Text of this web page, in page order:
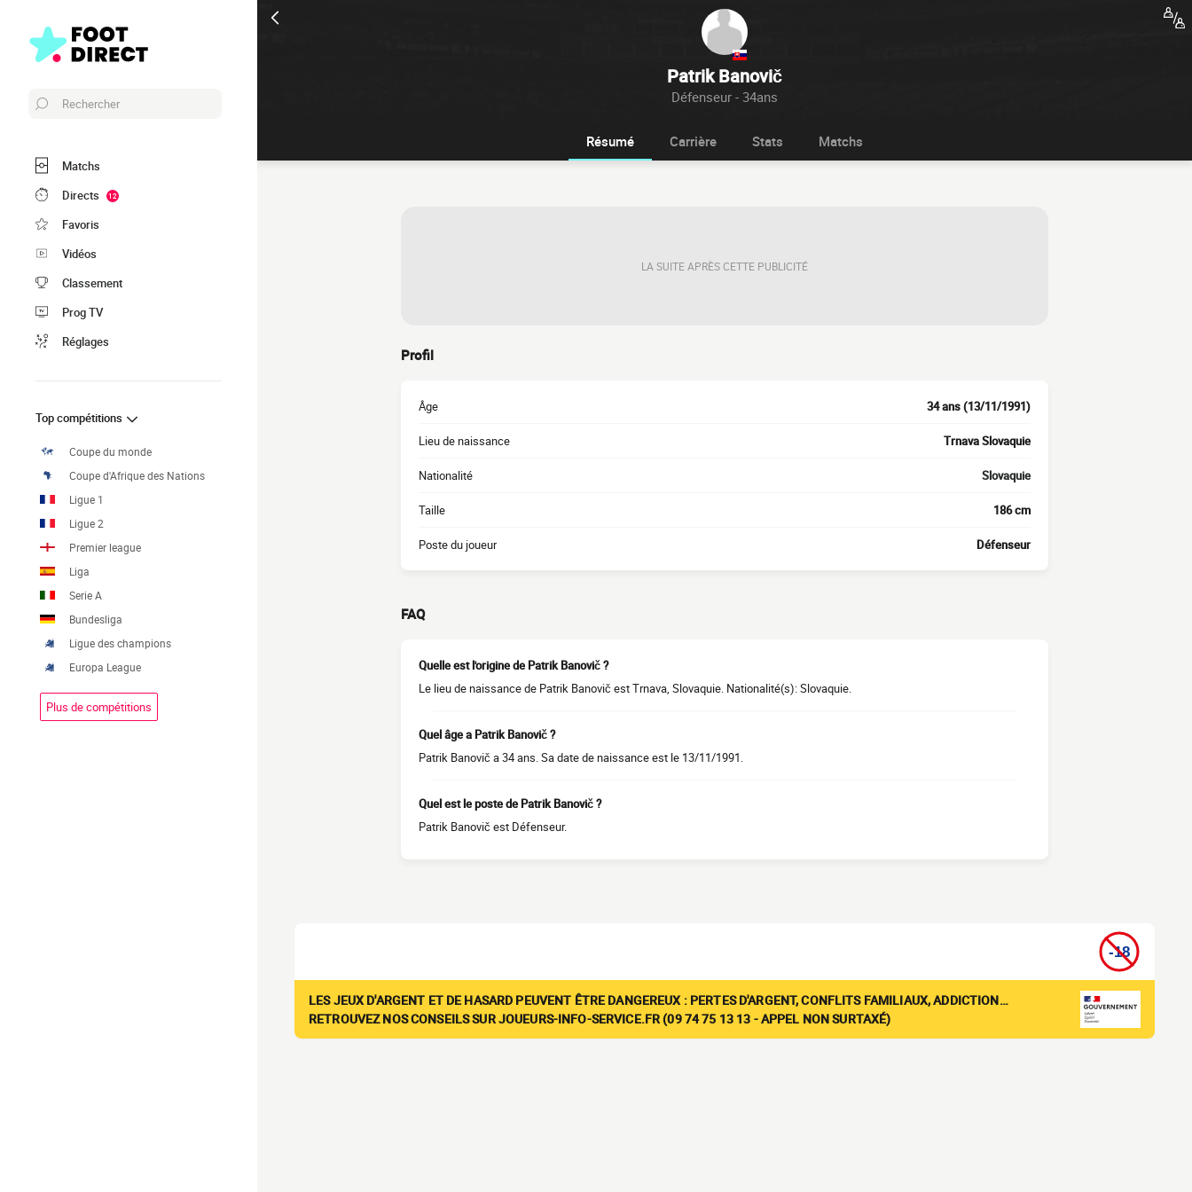
Patrik Banovič
Défenseur - 34ans
Rechercher
Matchs
Directs
12
Favoris
Vidéos
Classement
Prog TV
Réglages
Top compétitions
Coupe du monde
Coupe d'Afrique des Nations
Ligue 1
Ligue 2
Premier league
Liga
Serie A
Bundesliga
Ligue des champions
Europa League
Plus de compétitions
Résumé Carrière Stats Matchs
LA SUITE APRÈS CETTE PUBLICITÉ
Profil
Âge 34 ans (13/11/1991)
Lieu de naissance Trnava Slovaquie
Nationalité Slovaquie
Taille 186 cm
Poste du joueur Défenseur
FAQ
Quelle est l'origine de Patrik Banovič ?
Le lieu de naissance de Patrik Banovič est Trnava, Slovaquie. Nationalité(s): Slovaquie.
Quel âge a Patrik Banovič ?
Patrik Banovič a 34 ans. Sa date de naissance est le 13/11/1991.
Quel est le poste de Patrik Banovič ?
Patrik Banovič est Défenseur.
LES JEUX D'ARGENT ET DE HASARD PEUVENT ÊTRE DANGEREUX : PERTES D'ARGENT, CONFLITS FAMILIAUX, ADDICTION…
RETROUVEZ NOS CONSEILS SUR JOUEURS-INFO-SERVICE.FR (09 74 75 13 13 - APPEL NON SURTAXÉ)